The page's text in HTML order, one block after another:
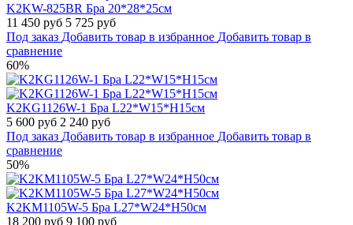
K2KW-825BR Бра 20*28*25см
11 450 руб 5 725 руб
Под заказ Добавить товар в избранное Добавить товар в
сравнение
60%
K2KG1126W-1 Бра L22*W15*H15см
5 600 руб 2 240 руб
Под заказ Добавить товар в избранное Добавить товар в
сравнение
50%
K2KM1105W-5 Бра L27*W24*H50см
18 200 руб 9 100 руб